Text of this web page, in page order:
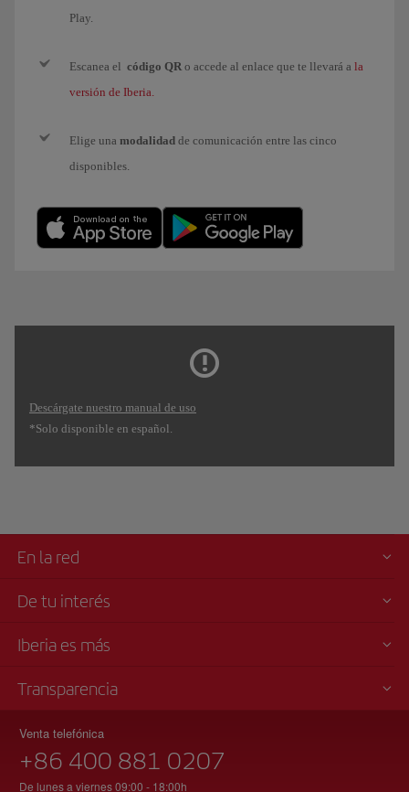
Play.
Escanea el código QR o accede al enlace que te llevará a la
versión de Iberia.
Elige una modalidad de comunicación entre las cinco
disponibles.
Descárgate nuestro manual de uso
*Solo disponible en español.
En la red
De tu interés
Iberia es más
Transparencia
Venta telefónica
+86 400 881 0207
De lunes a viernes 09:00 - 18:00h